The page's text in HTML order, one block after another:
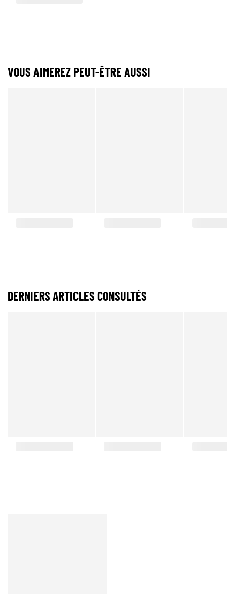
VOUS AIMEREZ PEUT-ÊTRE AUSSI
DERNIERS ARTICLES CONSULTÉS